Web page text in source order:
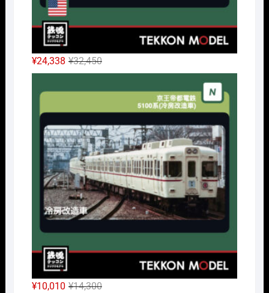
¥32,450元
の
価
¥32,450
で
し
た。
¥24,338
現
在
の
は
¥24,338
で
す。
¥14,300元
¥10,010
現